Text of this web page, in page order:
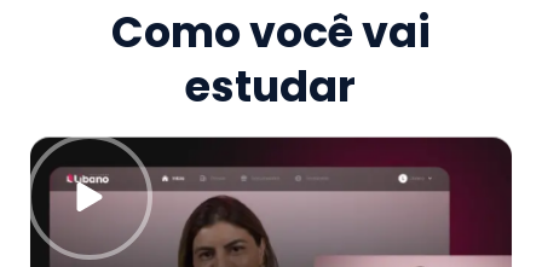
Como você vai
estudar